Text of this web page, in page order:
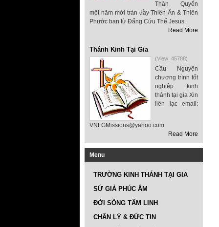
Thân Quyến
một năm mới tràn đầy Thiên Ân & Thiên
Phước ban từ Đấng Cứu Thế Jesus.
Read More
Thánh Kinh Tại Gia
(View: 45788)
Cầu Nguyện
chương trình tốt
nghiệp kinh
thánh tại gia Xin
liên lạc email:
VNFGMissions@yahoo.com
Read More
Menu
TRƯỜNG KINH THÁNH TẠI GIA
SỨ GIẢ PHÚC ÂM
ĐỜI SỐNG TÂM LINH
CHÂN LÝ & ĐỨC TIN